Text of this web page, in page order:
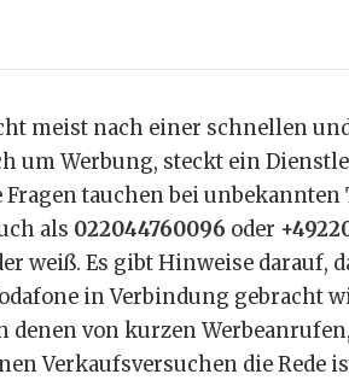
meist nach einer schnellen
um Werbung, steckt ein
tauchen bei
als 022044760096 oder
weiß. Es gibt Hinweise darauf,
in Verbindung gebracht
von kurzen
Verkaufsversuchen die Rede